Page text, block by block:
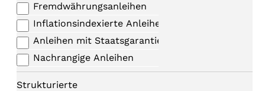
Fremdwährungsanleihen
Inflationsindexierte Anleihen
Anleihen mit Staatsgarantie
Nachrangige Anleihen
Strukturierte